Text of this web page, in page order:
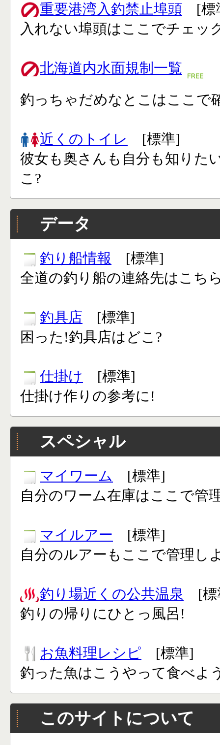
重要港湾入釣禁止埠頭 [標
入れない埠頭はここでチェッ
北海道内水面規制一覧
釣っちゃだめなとこはここで
近くのトイレ
[標準]
彼女も奥さんも自分も知りた
こ?
データ
釣り船情報 [標準]
全道の釣り船の連絡先はこち
釣具店 [標準]
困った!釣具店はどこ?
仕掛け [標準]
仕掛け作りの参考に!
スペシャル
マイワーム
[標準]
自分のワーム在庫はここで管
マイルアー [標準]
自分のルアーもここで管理し
釣り場近くの公共温泉 [標
釣りの帰りにひとっ風呂!
お魚料理レシピ [標準]
釣った魚はこうやって食べよ
このサイトについて